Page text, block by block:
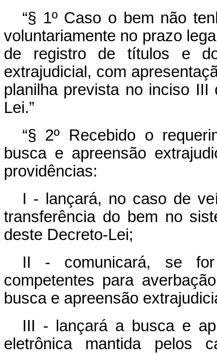
“§ 1º Caso o bem não
voluntariamente no prazo
de registro de títulos e
extrajudicial, com
planilha prevista no inciso
Lei.”
“§ 2º Recebido o
busca e apreensão
providências:
I - lançará, no caso de
transferência do bem no
deste Decreto-Lei;
II - comunicará, se
competentes para
busca e apreensão
III - lançará a busca e
eletrônica mantida pelos